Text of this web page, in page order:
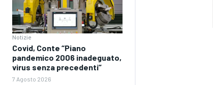
Notizie
Covid, Conte “Piano
pandemico 2006 inadeguato,
virus senza precedenti”
7 Agosto 2026